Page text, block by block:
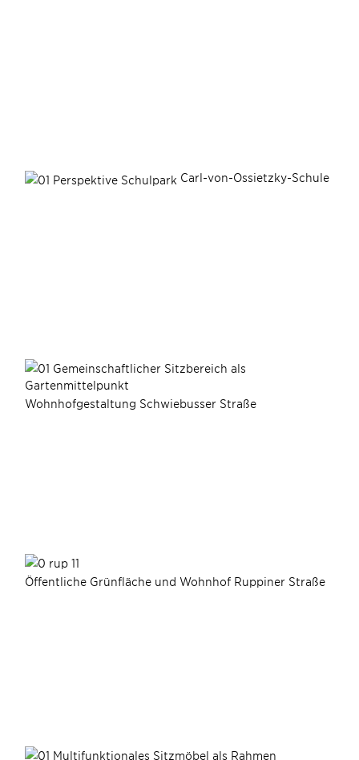
Carl-von-Ossietzky-Schule
Wohnhofgestaltung Schwiebusser Straße
Öffentliche Grünfläche und Wohnhof Ruppiner Straße